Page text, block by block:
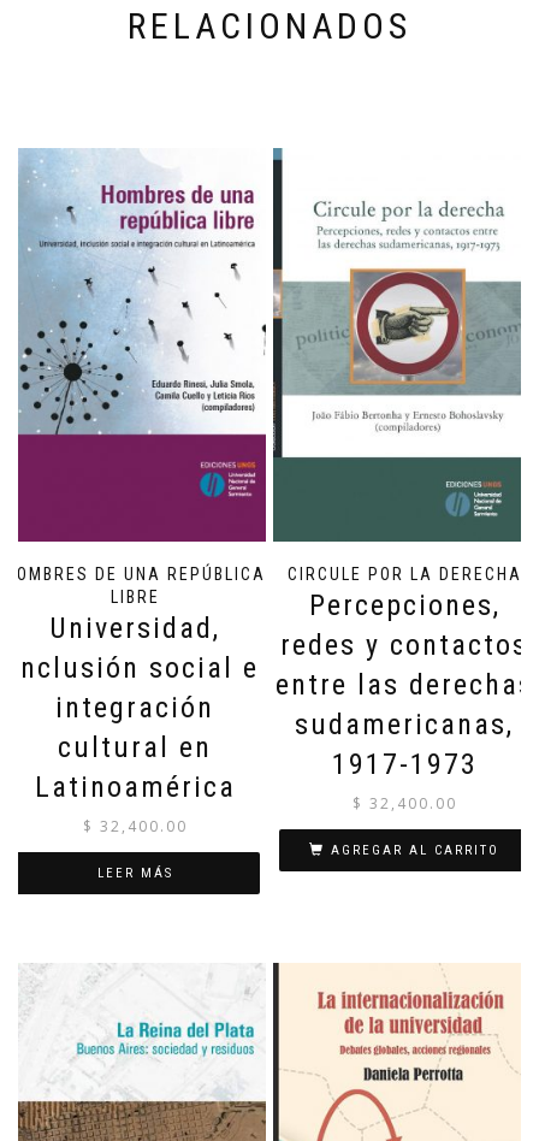
RELACIONADOS
HOMBRES DE UNA REPÚBLICA
LIBRE
Universidad,
inclusión social e
integración
cultural en
Latinoamérica
$ 32,400.00
LEER MÁS
CIRCULE POR LA DERECHA
Percepciones,
redes y contactos
entre las derechas
sudamericanas,
1917-1973
$ 32,400.00
AGREGAR AL CARRITO